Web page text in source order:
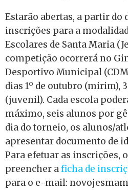
Estarão abertas, a partir do
inscrições para a
Escolares de Santa Maria
competição ocorrerá no
Desportivo Municipal
dias 1º de outubro (mirim),
(juvenil). Cada escola
máximo, seis alunos por
dia do torneio, os alunos/
apresentar documento de
Para efetuar as inscrições,
preencher aficha de
para o e-mail: